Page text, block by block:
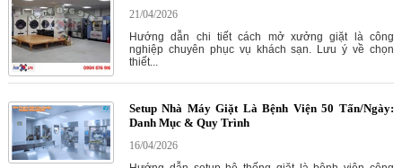
21/04/2026
Hướng dẫn chi tiết cách mở xưởng giặt là công
nghiệp chuyên phục vụ khách sạn. Lưu ý về chọn
thiết...
Setup Nhà Máy Giặt Là Bệnh Viện 50 Tấn/Ngày:
Danh Mục & Quy Trình
16/04/2026